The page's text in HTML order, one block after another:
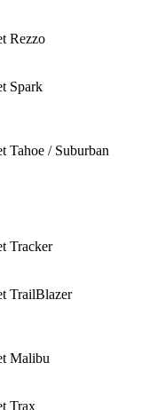
Rezzo
Spark
Tahoe / Suburban
Tracker
TrailBlazer
Malibu
Trax